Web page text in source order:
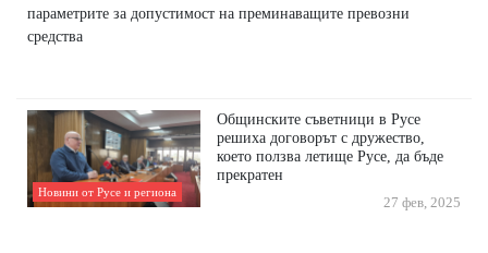
параметрите за допустимост на преминаващите превозни
средства
Новини от Русе и региона
Общинските съветници в Русе
решиха договорът с дружество,
което ползва летище Русе, да бъде
прекратен
27 фев, 2025